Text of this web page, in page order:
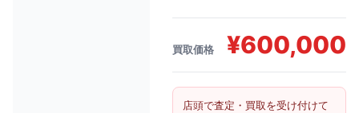
買取価格 ¥600,000
店頭で査定・買取を受け付けて